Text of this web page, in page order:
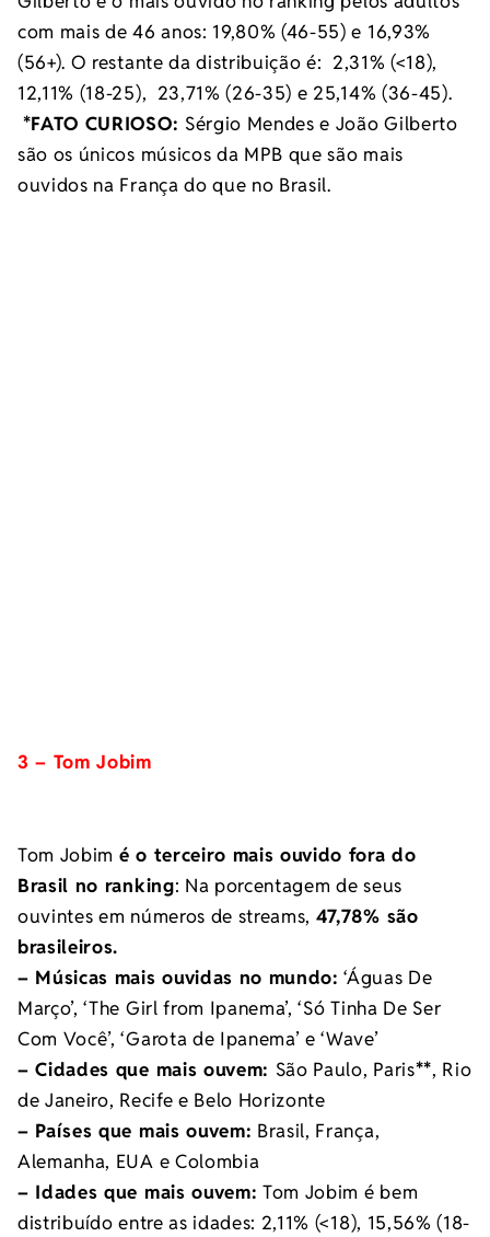
com mais de 46 anos: 19,80% (46-55) e 16,93%
(56+). O restante da distribuição é: 2,31% (<18),
12,11% (18-25), 23,71% (26-35) e 25,14% (36-45).
*FATO CURIOSO: Sérgio Mendes e João Gilberto
são os únicos músicos da MPB que são mais
ouvidos na França do que no Brasil.
3 – Tom Jobim
Tom Jobim é o terceiro mais ouvido fora do
Brasil no ranking: Na porcentagem de seus
ouvintes em números de streams, 47,78% são
brasileiros.
– Músicas mais ouvidas no mundo: ‘Águas De
Março’, ‘The Girl from Ipanema’, ‘Só Tinha De Ser
Com Você’, ‘Garota de Ipanema’ e ‘Wave’
– Cidades que mais ouvem: São Paulo, Paris**, Rio
de Janeiro, Recife e Belo Horizonte
– Países que mais ouvem: Brasil, França,
Alemanha, EUA e Colombia
– Idades que mais ouvem: Tom Jobim é bem
distribuído entre as idades: 2,11% (<18), 15,56% (18-